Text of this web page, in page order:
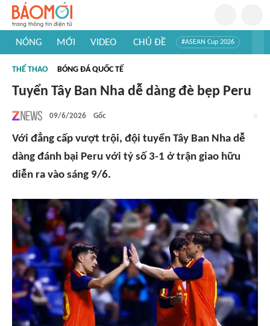
NÓNG MỚI VIDEO CHỦ ĐỀ #ASEAN Cup 2026
#Khám phá thế giới
THỂ THAO BÓNG ĐÁ QUỐC TẾ
Tuyển Tây Ban Nha dễ dàng đè bẹp Peru
09/6/2026 Gốc
Với đẳng cấp vượt trội, đội tuyển Tây Ban Nha dễ
dàng đánh bại Peru với tỷ số 3-1 ở trận giao hữu
diễn ra vào sáng 9/6.